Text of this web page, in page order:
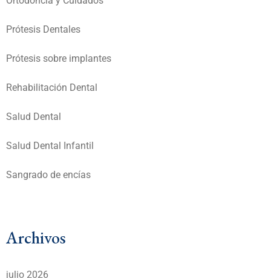
Prótesis Dentales
Prótesis sobre implantes
Rehabilitación Dental
Salud Dental
Salud Dental Infantil
Sangrado de encías
Archivos
julio 2026